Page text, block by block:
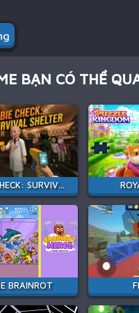
BẠN CÓ THỂ
ZOMBIE CHECK: SURVIVAL SHELTER
BRAINROT